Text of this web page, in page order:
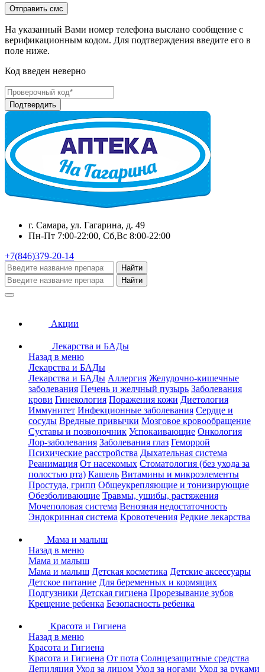
На указанный Вами номер телефона выслано сообщение с
верификационным кодом. Для подтверждения введите его в
поле ниже.
Код введен неверно
г. Самара, ул. Гагарина, д. 49
Пн-Пт 7:00-22:00, Сб,Вс 8:00-22:00
+7(846)379-20-14
Найти
Найти
Акции
Лекарства и БАДы
Назад в меню
Лекарства и БАДы
Лекарства и БАДы Аллергия Желудочно-кишечные
заболевания Печень и желчный пузырь Заболевания
крови Гинекология Поражения кожи Диетология
Иммунитет Инфекционные заболевания Сердце и
сосуды Вредные привычки Мозговое кровообращение
Суставы и позвоночник Успокаивающие Онкология
Лор-заболевания Заболевания глаз Геморрой
Психические расстройства Дыхательная система
Реанимация От насекомых Стоматология (без ухода за
полостью рта) Кашель Витамины и микроэлементы
Простуда, грипп Общеукрепляющие и тонизирующие
Обезболивающие Травмы, ушибы, растяжения
Мочеполовая система Венозная недостаточность
Эндокринная система Кровотечения Редкие лекарства
Мама и малыш
Назад в меню
Мама и малыш
Мама и малыш Детская косметика Детские аксессуары
Детское питание Для беременных и кормящих
Подгузники Детская гигиена Прорезывание зубов
Крещение ребенка Безопасность ребенка
Красота и Гигиена
Назад в меню
Красота и Гигиена
Красота и Гигиена От пота Солнцезащитные средства
Депиляция Уход за лицом Уход за ногами Уход за руками